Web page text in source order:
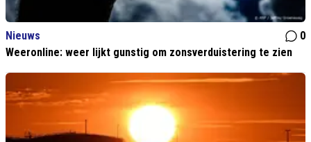
Nieuws
0
Weeronline: weer lijkt gunstig om zonsverduistering te zien